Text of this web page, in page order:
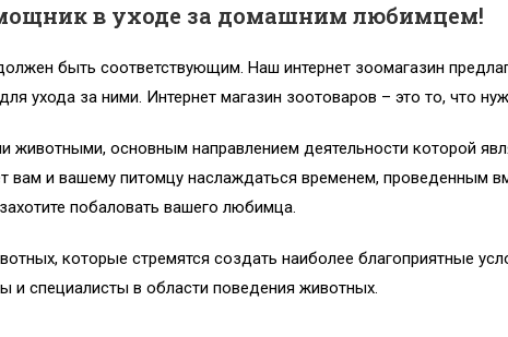
в уходе за домашним любимцем!
быть соответствующим. Наш интернет зоомагазин
ухода за ними. Интернет магазин зоотоваров – это то, что
животными, основным направлением деятельности которой
и вашему питомцу наслаждаться временем, проведенным
побаловать вашего любимца.
которые стремятся создать наиболее благоприятные
и специалисты в области поведения животных.